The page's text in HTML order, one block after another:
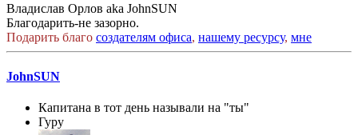
Владислав Орлов aka JohnSUN
Благодарить-не зазорно.
Подарить благо создателям офиса, нашему ресурсу, мне
JohnSUN
Капитана в тот день называли на "ты"
Гуру